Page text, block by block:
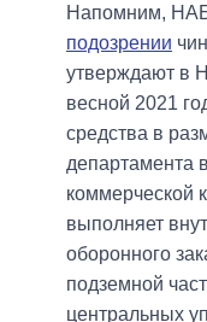
Напомним,
подозрении
утверждают в
весной 2021
средства в
департамента
коммерческой
выполняет
оборонного
подземной
центральных